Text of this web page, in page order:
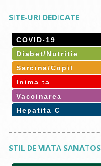
SITE-URI DEDICATE
COVID-19
Diabet/Nutritie
Sarcina/Copil
Inima ta
Vaccinarea
Hepatita C
STIL DE VIATA SANATOS